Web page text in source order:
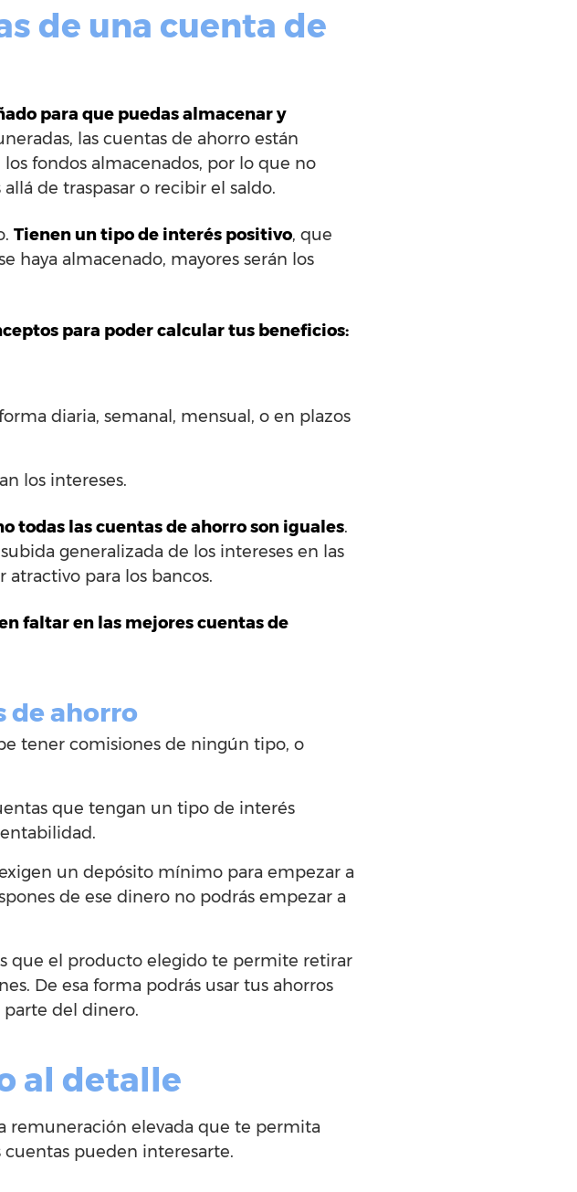
de una cuenta de
para que puedas almacenar y
las cuentas de ahorro están
fondos almacenados, por lo que no
de traspasar o recibir el saldo.
Tienen un tipo de interés positivo, que
haya almacenado, mayores serán los
para poder calcular tus beneficios:
diaria, semanal, mensual, o en plazos
los intereses.
todas las cuentas de ahorro son iguales.
generalizada de los intereses en las
atractivo para los bancos.
faltar en las mejores cuentas de
de ahorro
tener comisiones de ningún tipo, o
que tengan un tipo de interés
un depósito mínimo para empezar a
de ese dinero no podrás empezar a
que el producto elegido te permite retirar
De esa forma podrás usar tus ahorros
del dinero.
al detalle
remuneración elevada que te permita
pueden interesarte.